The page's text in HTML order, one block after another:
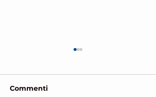
Commenti